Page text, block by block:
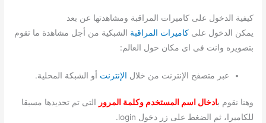
كيفية الدخول على كاميرات المراقبة ومشاهدتها عن بعد
يمكن الدخول علىكاميرات المراقبة الشبكية من أجل مشاهدة ما تقوم
بتصويره وانت فى اى مكان حول العالم:
عبر متصفح الإنترنت من خلال الإنترنت أو الشبكة المحلية.
وهنا نقوم بادخال اسم المستخدم وكلمة المرور التى تم تحديدها مسبقا
للكاميرا، ثم الضغط على زر دخول login.